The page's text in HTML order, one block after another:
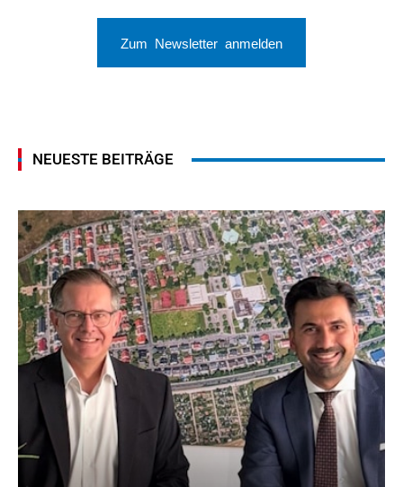
Zum Newsletter anmelden
NEUESTE BEITRÄGE